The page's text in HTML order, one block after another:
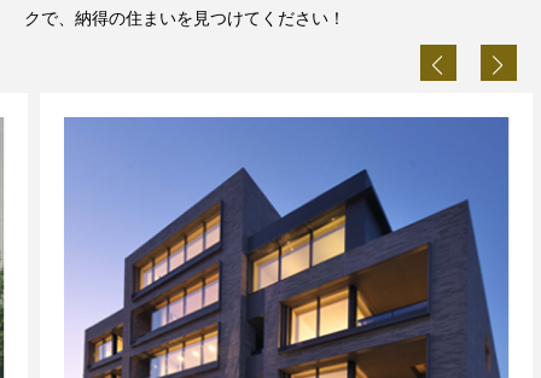
クで、納得の住まいを見つけてください！